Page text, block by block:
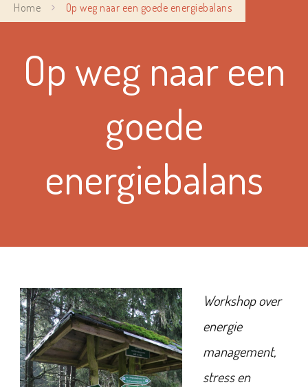
Home Op weg naar een goede energiebalans
Op weg naar een
goede
energiebalans
Workshop over
energie
management,
stress en